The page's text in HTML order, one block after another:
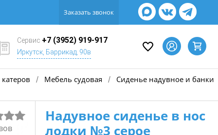
Заказать звонок
Сервис +7 (3952) 919-917
Иркутск, Баррикад, 90в
/ Мебель судовая /
Сиденье надувное и банки
Надувное сиденье в нос
лодки №3 серое